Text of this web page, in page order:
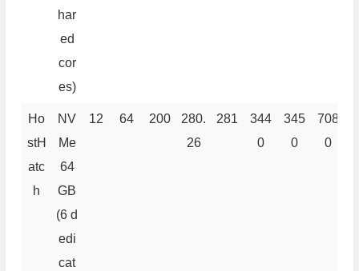
har
ed
cor
es)
Ho
stH
atc
h
NV
Me
64
GB
(6 d
edi
cat
12 64 200
280.
26
281
344
0
345
0
708
0